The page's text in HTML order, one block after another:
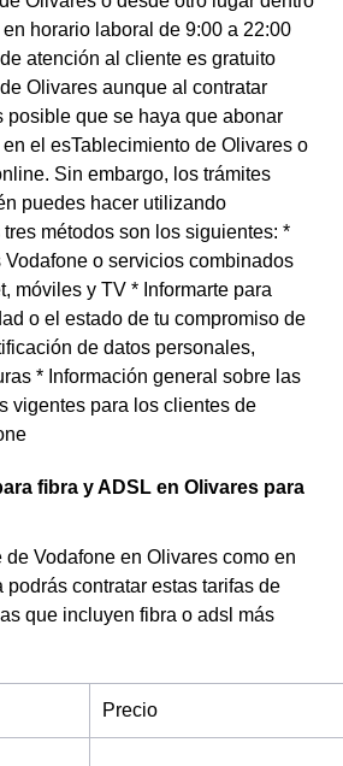
horario laboral de 9:00 a 22:00
atención al cliente es gratuito
Olivares aunque al contratar
posible que se haya que abonar
el esTablecimiento de Olivares o
Sin embargo, los trámites
puedes hacer utilizando
métodos son los siguientes: *
Vodafone o servicios combinados
móviles y TV * Informarte para
o el estado de tu compromiso de
de datos personales,
* Información general sobre las
vigentes para los clientes de
fibra y ADSL en Olivares para
de Vodafone en Olivares como en
contratar estas tarifas de
que incluyen fibra o adsl más
Precio